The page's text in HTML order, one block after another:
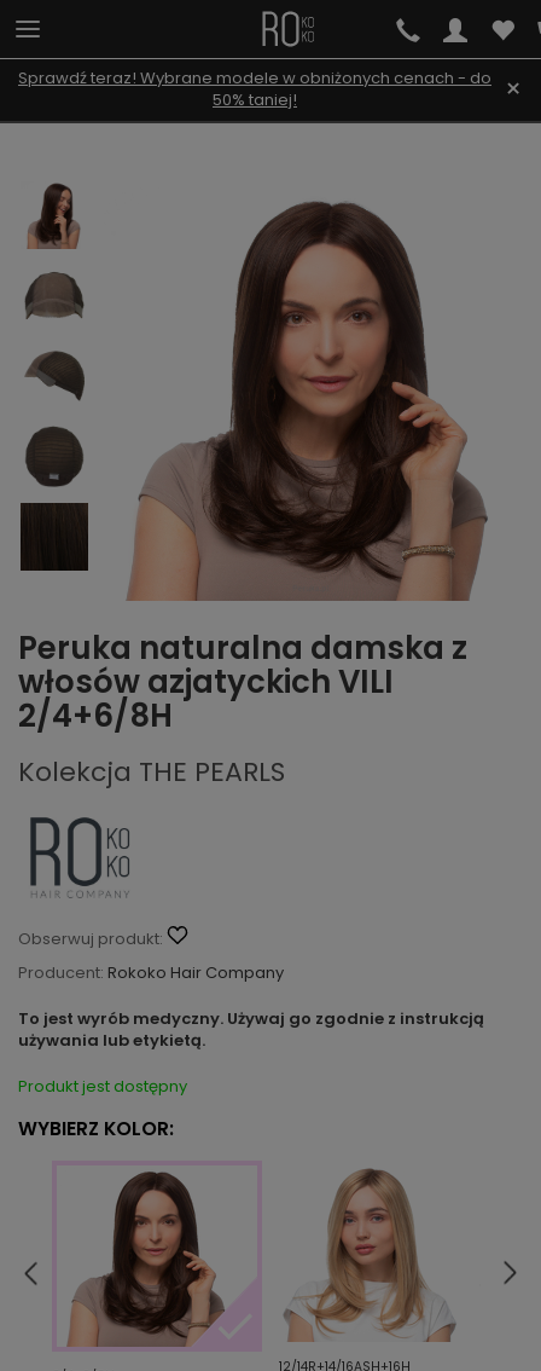
Sprawdź teraz! Wybrane modele w obniżonych cenach - do
50% taniej!
×
Peruka naturalna damska z
włosów azjatyckich VILI
2/4+6/8H
Kolekcja THE PEARLS
Obserwuj produkt:
Producent: Rokoko Hair Company
To jest wyrób medyczny. Używaj go zgodnie z instrukcją
używania lub etykietą.
Produkt jest dostępny
WYBIERZ KOLOR:
12/14R+14/16ASH+16H